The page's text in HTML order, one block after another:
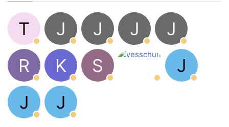
T J J J
J
R
K S
J
J
J